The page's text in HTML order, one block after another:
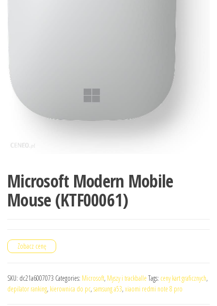
Microsoft Modern Mobile
Mouse (KTF00061)
Zobacz cenę
SKU: dc21a6007073 Categories: Microsoft, Myszy i trackballe Tags: ceny kart graficznych,
depilator ranking, kierownica do pc, samsung a53, xiaomi redmi note 8 pro